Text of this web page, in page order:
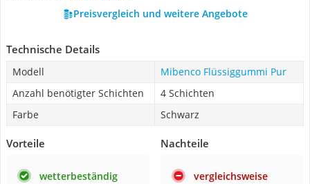
Preisvergleich und weitere Angebote
Technische Details
Modell
Mibenco Flüssiggummi Pur
Anzahl benötigter Schichten
4 Schichten
Farbe
Schwarz
Vorteile
wetterbeständig
Nachteile
vergleichsweise